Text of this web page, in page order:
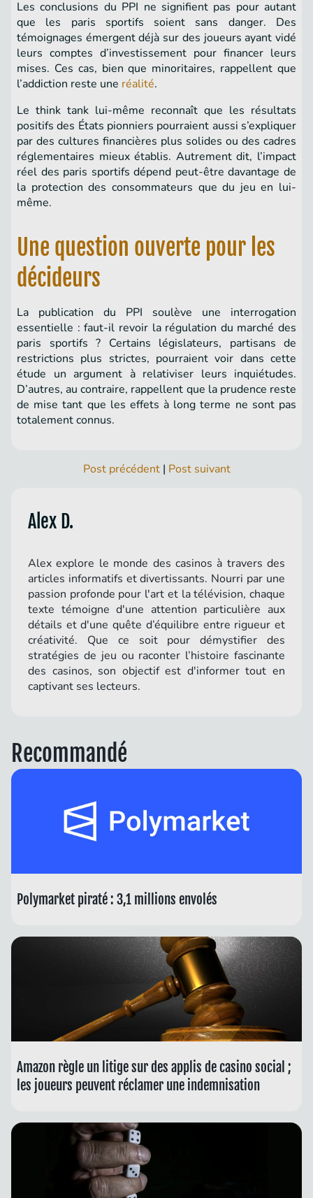
Les conclusions du PPI ne signifient pas pour autant
que les paris sportifs soient sans danger. Des
témoignages émergent déjà sur des joueurs ayant vidé
leurs comptes d’investissement pour financer leurs
mises. Ces cas, bien que minoritaires, rappellent que
l’addiction reste une réalité.
Le think tank lui-même reconnaît que les résultats
positifs des États pionniers pourraient aussi s’expliquer
par des cultures financières plus solides ou des cadres
réglementaires mieux établis. Autrement dit, l’impact
réel des paris sportifs dépend peut-être davantage de
la protection des consommateurs que du jeu en lui-
même.
Une question ouverte pour les
décideurs
La publication du PPI soulève une interrogation
essentielle : faut-il revoir la régulation du marché des
paris sportifs ? Certains législateurs, partisans de
restrictions plus strictes, pourraient voir dans cette
étude un argument à relativiser leurs inquiétudes.
D’autres, au contraire, rappellent que la prudence reste
de mise tant que les effets à long terme ne sont pas
totalement connus.
Post précédent| Post suivant
Alex D.
Alex explore le monde des casinos à travers des
articles informatifs et divertissants. Nourri par une
passion profonde pour l'art et la télévision, chaque
texte témoigne d'une attention particulière aux
détails et d'une quête d’équilibre entre rigueur et
créativité. Que ce soit pour démystifier des
stratégies de jeu ou raconter l’histoire fascinante
des casinos, son objectif est d'informer tout en
captivant ses lecteurs.
Recommandé
Polymarket piraté : 3,1 millions envolés
Amazon règle un litige sur des applis de casino social ;
les joueurs peuvent réclamer une indemnisation